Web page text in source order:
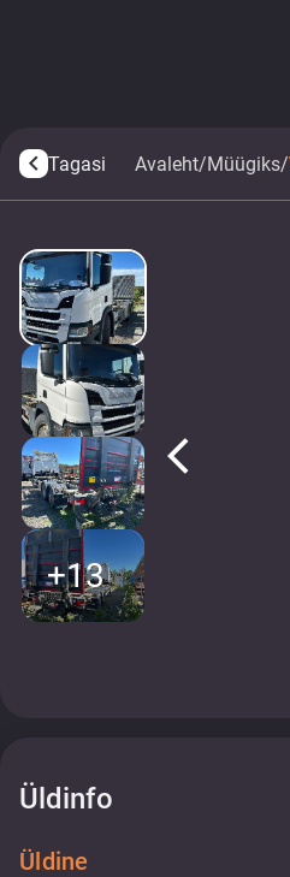
arrow_back_ios Tagasi Avaleht/Müügiks/
arrow_back_ios
+13
Üldinfo
Üldine